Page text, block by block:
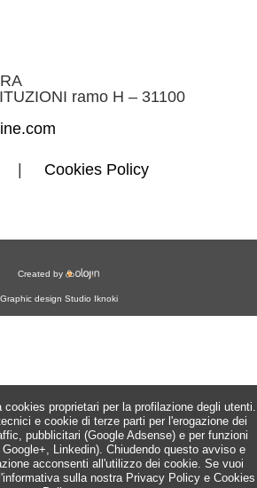
proprietari per la profilazione degli utenti.
e cookie di terze parti per l'erogazione dei
pubblicitari (Google Adsense) e per funzioni
Linkedin). Chiudendo questo avviso e
acconsenti all'utilizzo dei cookie. Se vuoi
sulla nostra Privacy Policy e Cookies
ramo H – 31100
Cookies Policy
Created by
Graphic design Studio Iknoki